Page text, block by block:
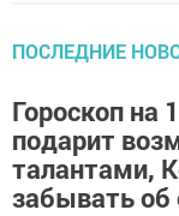
ПОСЛЕДНИЕ
Гороскоп на
подарит
талантами,
забывать